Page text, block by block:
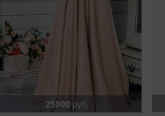
25000 руб.